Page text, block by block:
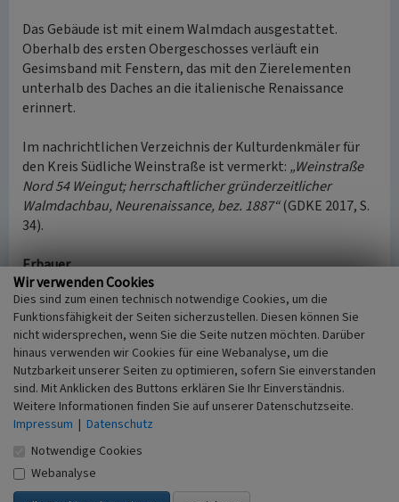
Das Gebäude ist mit einem Walmdach ausgestattet.
Oberhalb des ersten Obergeschosses verläuft ein
Gesimsband mit Fenstern, das mit den Zierelementen
unterhalb des Daches an die italienische Renaissance
erinnert.
Im nachrichtlichen Verzeichnis der Kulturdenkmäler für
den Kreis Südliche Weinstraße ist vermerkt: „Weinstraße
Nord 54 Weingut; herrschaftlicher gründerzeitlicher
Walmdachbau, Neurenaissance, bez. 1887“(GDKE 2017, S.
34).
Erbauer
Der Erbauer des Hauses war der Kaufmann und Fabrikant
Franz Ullrich. Er war der Mitbegründer der Emailfabrik in
Maikammer. Franz Ullrich (1830-1891) war verheiratet mit
Eva Katharina Schmitt (1831-1906). Aus der Ehe gingen 8
Kinder hervor. Ein Sohn, Franz Gustav Ullrich (1860-1938),
war der Gründer der Maßstabsfabrik in Annweiler am
Trifels (Schäfer/Stöckl 2015, S. 843).
(Matthias C.S. Dreyer, Club Sellemols (Historienfreunde
Maikammer-Alsterwieler) 2020)
Wir verwenden Cookies
Dies sind zum einen technisch notwendige Cookies, um die
Funktionsfähigkeit der Seiten sicherzustellen. Diesen können Sie
nicht widersprechen, wenn Sie die Seite nutzen möchten. Darüber
hinaus verwenden wir Cookies für eine Webanalyse, um die
Nutzbarkeit unserer Seiten zu optimieren, sofern Sie einverstanden
sind. Mit Anklicken des Buttons erklären Sie Ihr Einverständnis.
Weitere Informationen finden Sie auf unserer Datenschutzseite.
Impressum | Datenschutz
Notwendige Cookies
Webanalyse